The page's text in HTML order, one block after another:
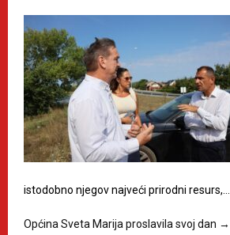
istodobno njegov najveći prirodni resurs,…
Općina Sveta Marija proslavila svoj dan →